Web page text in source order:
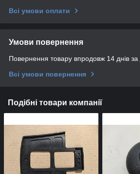
Всі умови оплати
Умови повернення
Повернення товару впродовж 14 днів
Всі умови повернення
Подібні товари компанії